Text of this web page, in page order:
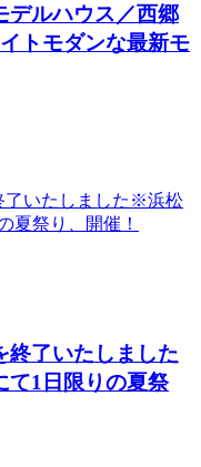
デルハウス／西郷
トモダンな最新モ
了いたしました
1日限りの夏祭